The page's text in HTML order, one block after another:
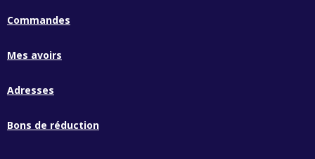
Commandes
Mes avoirs
Adresses
Bons de réduction